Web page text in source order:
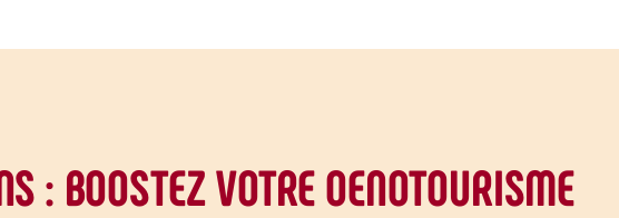
: BOOSTEZ VOTRE OENOTOURISME